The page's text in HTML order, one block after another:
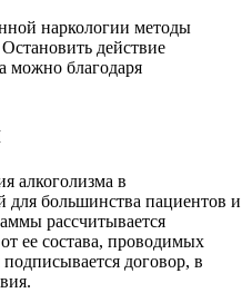
наркологии методы
действие
можно благодаря
алкоголизма в
для большинства пациентов и
рассчитывается
ее состава, проводимых
договор, в